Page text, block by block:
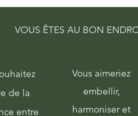
VOUS ÊTES AU BON
de la
entre
Vous aimeriez
embellir,
harmoniser et